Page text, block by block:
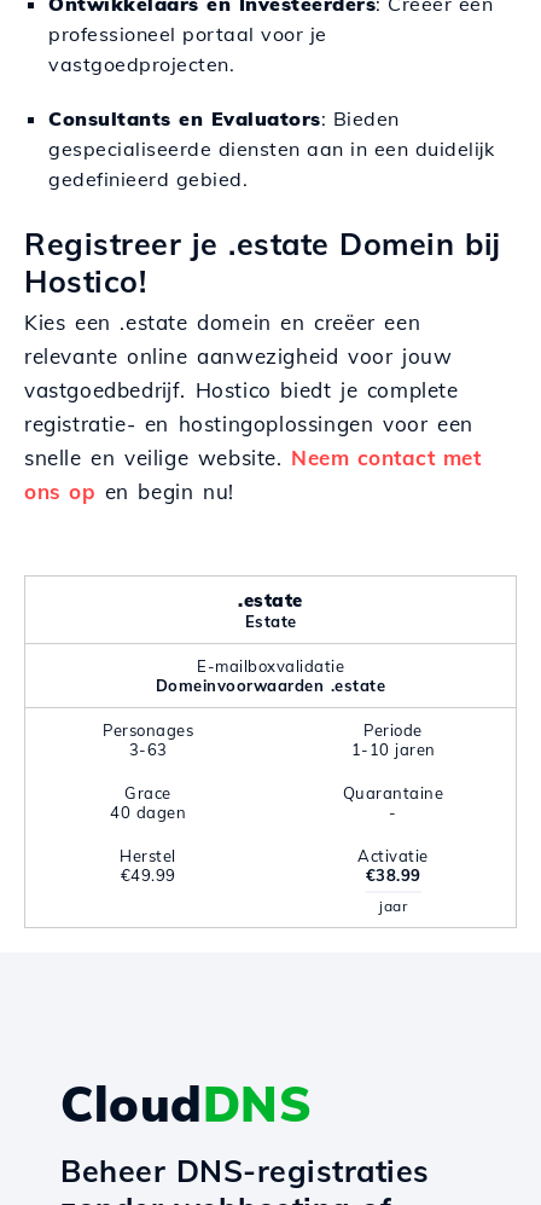
professioneel portaal voor je
vastgoedprojecten.
Consultants en Evaluators: Bieden
gespecialiseerde diensten aan in een duidelijk
gedefinieerd gebied.
Registreer je .estate Domein bij
Hostico!
Kies een .estate domein en creëer een
relevante online aanwezigheid voor jouw
vastgoedbedrijf. Hostico biedt je complete
registratie- en hostingoplossingen voor een
snelle en veilige website. Neem contact met
ons op en begin nu!
.estate
Estate
E-mailboxvalidatie
Domeinvoorwaarden .estate
Personages
3-63
Periode
1-10 jaren
Grace
40 dagen
Quarantaine
-
Herstel
€49.99
Activatie
€38.99
jaar
CloudDNS
Beheer DNS-registraties